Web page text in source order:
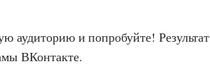
аудиторию и попробуйте! Результат
ВКонтакте.